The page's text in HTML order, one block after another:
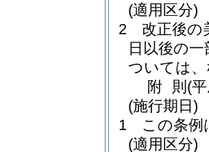
(適用区分)
2
改正後の
日以後の
ついては
附 則 (
(施行期日)
1
この条例
(適用区分)